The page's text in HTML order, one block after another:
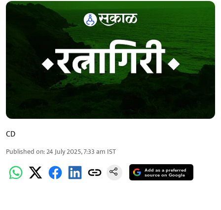
CD
Published on:24 July 2025, 7:33 am IST
Add as a preferred
source on Google